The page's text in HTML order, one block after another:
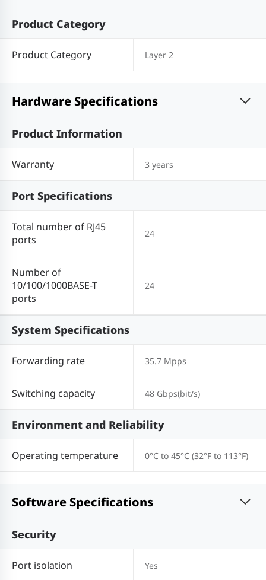
Product Category
Product Category Layer 2
Hardware Specifications
Product Information
Warranty 3 years
Port Specifications
Total number of RJ45
ports
24
Number of
10/100/1000BASE-T
ports
24
System Specifications
Forwarding rate 35.7 Mpps
Switching capacity 48 Gbps(bit/s)
Environment and Reliability
Operating temperature 0°C to 45°C (32°F to 113°F)
Software Specifications
Security
Port isolation Yes